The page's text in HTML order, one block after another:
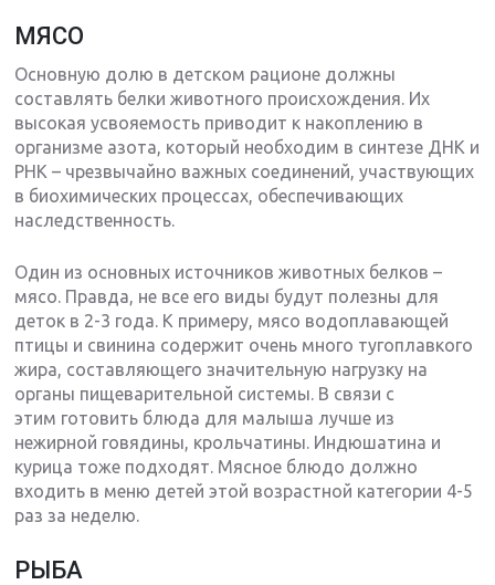
МЯСО
Основную долю в детском рационе должны
составлять белки животного происхождения. Их
высокая усвояемость приводит к накоплению в
организме азота, который необходим в синтезе ДНК и
РНК – чрезвычайно важных соединений, участвующих
в биохимических процессах, обеспечивающих
наследственность.
Один из основных источников животных белков –
мясо. Правда, не все его виды будут полезны для
деток в 2-3 года. К примеру, мясо водоплавающей
птицы и свинина содержит очень много тугоплавкого
жира, составляющего значительную нагрузку на
органы пищеварительной системы. В связи с
этим готовить блюда для малыша лучше из
нежирной говядины, крольчатины. Индюшатина и
курица тоже подходят. Мясное блюдо должно
входить в меню детей этой возрастной категории 4-5
раз за неделю.
РЫБА